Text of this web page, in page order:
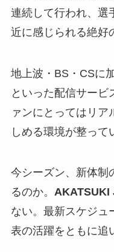
連続して行われ、選
近に感じられる絶好
地上波・BS・CSに
といった配信サービ
ァンにとってはリア
しめる環境が整って
今シーズン、新体制
るのか。 AKATSUKI
ない。最新スケジュ
表の活躍をともに追